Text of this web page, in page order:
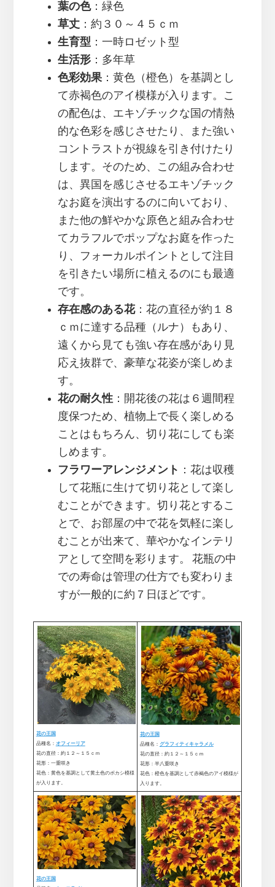
葉の色：緑色
草丈：約３０～４５ｃｍ
生育型 ：一時ロゼット型
生活形：多年草
色彩効果：黄色（橙色）を基調とし
て赤褐色のアイ模様が入ります。こ
の配色は、エキゾチックな国の情熱
的な色彩を感じさせたり、また強い
コントラストが視線を引き付けたり
します。そのため、この組み合わせ
は、異国を感じさせるエキゾチック
なお庭を演出するのに向いており、
また他の鮮やかな原色と組み合わせ
てカラフルでポップなお庭を作った
り、フォーカルポイントとして注目
を引きたい場所に植えるのにも最適
です。
存在感のある花：花の直径が約１８
ｃｍに達する品種（ルナ）もあり、
遠くから見ても強い存在感があり見
応え抜群で、豪華な花姿が楽しめま
す。
花の耐久性：開花後の花は６週間程
度保つため、植物上で長く楽しめる
ことはもちろん、切り花にしても楽
しめます。
フラワーアレンジメント
：花は収穫
して花瓶に生けて切り花として楽し
むことができます。切り花とするこ
とで、お部屋の中で花を気軽に楽し
むことが出来て、華やかなインテリ
アとして空間を彩ります。 花瓶の中
での寿命は管理の仕方でも変わりま
すが一般的に約７日ほどです。
花の王国
品種名： オフィーリア
花の直径：約１２～１５ｃｍ
花形：一重咲き
花色：黄色を基調として黄土色のボカシ模様
が入ります。
花の王国
品種名： グラフィティキャラメル
花の直径：約１２～１５ｃｍ
花形：半八重咲き
花色：橙色を基調として赤褐色のアイ模様が
入ります。
花の王国